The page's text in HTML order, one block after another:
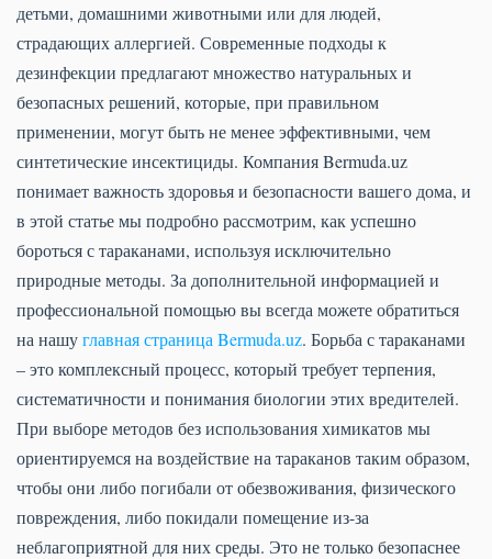
детьми, домашними животными или для людей,
страдающих аллергией. Современные подходы к
дезинфекции предлагают множество натуральных и
безопасных решений, которые, при правильном
применении, могут быть не менее эффективными, чем
синтетические инсектициды. Компания Bermuda.uz
понимает важность здоровья и безопасности вашего дома, и
в этой статье мы подробно рассмотрим, как успешно
бороться с тараканами, используя исключительно
природные методы. За дополнительной информацией и
профессиональной помощью вы всегда можете обратиться
на нашуглавная страница Bermuda.uz. Борьба с тараканами
– это комплексный процесс, который требует терпения,
систематичности и понимания биологии этих вредителей.
При выборе методов без использования химикатов мы
ориентируемся на воздействие на тараканов таким образом,
чтобы они либо погибали от обезвоживания, физического
повреждения, либо покидали помещение из-за
неблагоприятной для них среды. Это не только безопаснее